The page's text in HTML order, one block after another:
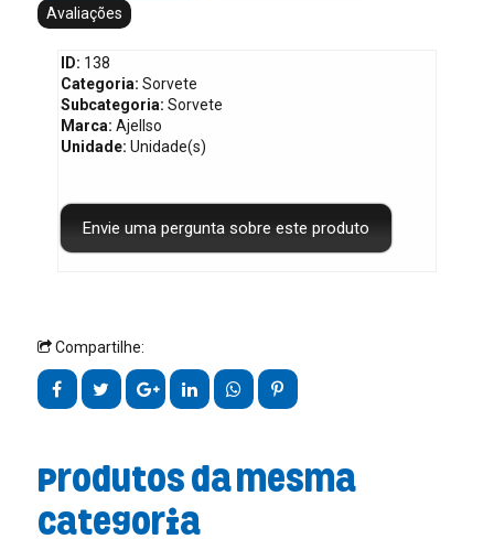
Avaliações
ID: 138
Categoria: Sorvete
Subcategoria: Sorvete
Marca: Ajellso
Unidade: Unidade(s)
Compartilhe:
Produtos da mesma
categoria